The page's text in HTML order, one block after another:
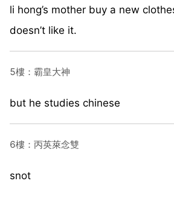
li hong’s mother buy a new
doesn’t like it.
5樓：霸皇大神
but he studies chinese
6樓：丙英萊念雙
snot